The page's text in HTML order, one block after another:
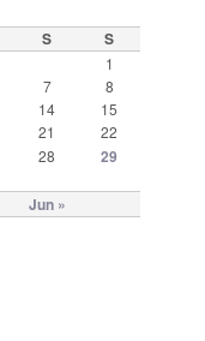
S S
Jun »
1
7
8
14
15
21
22
28 29